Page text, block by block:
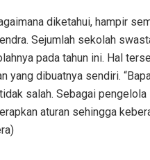
diketahui, hampir
Sejumlah sekolah
pada tahun ini. Hal
yang dibuatnya sendiri.
salah. Sebagai
aturan sehingga